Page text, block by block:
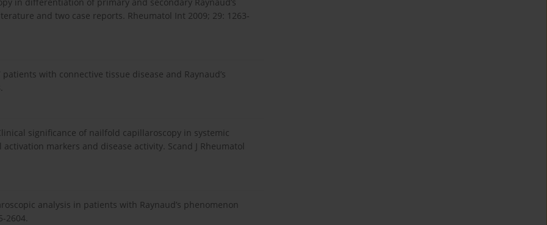
in differentiation of primary and secondary Raynaud’s
and two case reports. Rheumatol Int 2009; 29: 1263-
with connective tissue disease and Raynaud’s
significance of nailfold capillaroscopy in systemic
markers and disease activity. Scand J Rheumatol
analysis in patients with Raynaud’s phenomenon
2604.